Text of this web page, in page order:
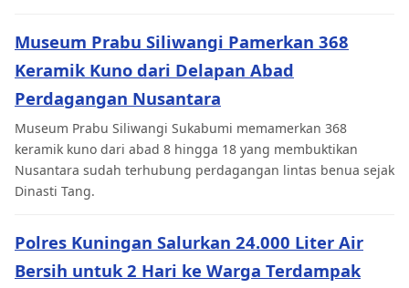
Museum Prabu Siliwangi Pamerkan 368
Keramik Kuno dari Delapan Abad
Perdagangan Nusantara
Museum Prabu Siliwangi Sukabumi memamerkan 368
keramik kuno dari abad 8 hingga 18 yang membuktikan
Nusantara sudah terhubung perdagangan lintas benua sejak
Dinasti Tang.
Polres Kuningan Salurkan 24.000 Liter Air
Bersih untuk 2 Hari ke Warga Terdampak